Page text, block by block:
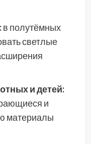
в полутёмных
светлые
и детей:
и
материалы